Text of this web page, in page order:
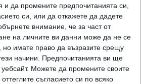
да промените предпочитанията си,
си, или да откажете да дадете
внимание, че за част от
на личните ви данни може да не се
но имате право да възразите срещу
начини. Предпочитанията ви ще
Можете да промените своите
съгласието си по всяко
него ще бъде Afterglow of
и епично парче, чиято премиера е
7-инчова плоча, към
осем страници. Сингълът включва
версия на Дикинсън на
Fail, която се появи за първи
Of Souls на Iron Maiden през 2015